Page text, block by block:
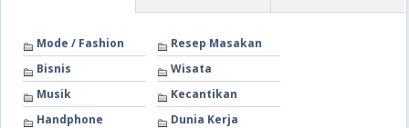
Mode / Fashion
Resep Masakan
Bisnis
Wisata
Musik
Kecantikan
Handphone
Dunia Kerja